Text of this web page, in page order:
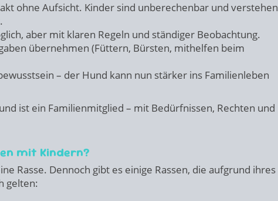
ohne Aufsicht. Kinder sind unberechenbar und verstehen
aber mit klaren Regeln und ständiger Beobachtung.
übernehmen (Füttern, Bürsten, mithelfen beim
– der Hund kann nun stärker ins Familienleben
ist ein Familienmitglied – mit Bedürfnissen, Rechten und
mit Kindern?
Rasse. Dennoch gibt es einige Rassen, die aufgrund ihres
gelten: